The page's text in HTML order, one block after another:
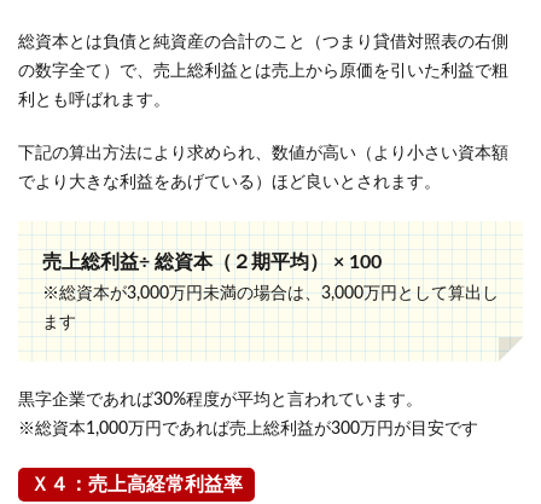
総資本とは負債と純資産の合計のこと（つまり貸借対照表の右側
の数字全て）で、売上総利益とは売上から原価を引いた利益で粗
利とも呼ばれます。
下記の算出方法により求められ、数値が高い（より小さい資本額
でより大きな利益をあげている）ほど良いとされます。
売上総利益÷ 総資本（２期平均） × 100
※総資本が3,000万円未満の場合は、3,000万円として算出し
ます
黒字企業であれば30%程度が平均と言われています。
※総資本1,000万円であれば売上総利益が300万円が目安です
Ｘ４：売上高経常利益率